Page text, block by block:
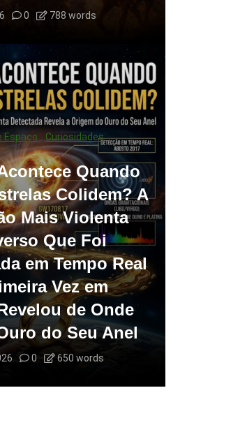
0 788 words
Espaço Curiosidades
Quando
Colidem? A
Mais Violenta
Que Foi
em Tempo Real
Vez em
de Onde
do Seu Anel
0 650 words